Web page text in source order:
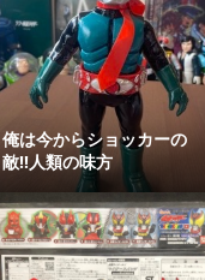
俺は今からショッカーの
敵‼️人類の味方